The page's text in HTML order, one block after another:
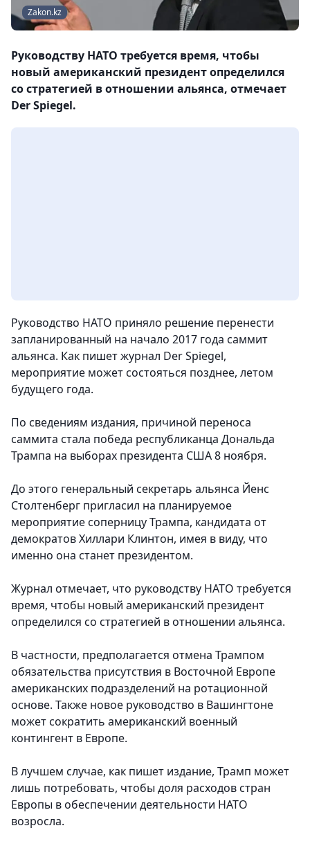
Zakon.kz
Руководству НАТО требуется время, чтобы
новый американский президент определился
со стратегией в отношении альянса, отмечает
Der Spiegel.
Руководство НАТО приняло решение перенести
запланированный на начало 2017 года саммит
альянса. Как пишет журнал Der Spiegel,
мероприятие может состояться позднее, летом
будущего года.
По сведениям издания, причиной переноса
саммита стала победа республиканца Дональда
Трампа на выборах президента США 8 ноября.
До этого генеральный секретарь альянса Йенс
Столтенберг пригласил на планируемое
мероприятие соперницу Трампа, кандидата от
демократов Хиллари Клинтон, имея в виду, что
именно она станет президентом.
Журнал отмечает, что руководству НАТО требуется
время, чтобы новый американский президент
определился со стратегией в отношении альянса.
В частности, предполагается отмена Трампом
обязательства присутствия в Восточной Европе
американских подразделений на ротационной
основе. Также новое руководство в Вашингтоне
может сократить американский военный
контингент в Европе.
В лучшем случае, как пишет издание, Трамп может
лишь потребовать, чтобы доля расходов стран
Европы в обеспечении деятельности НАТО
возросла.